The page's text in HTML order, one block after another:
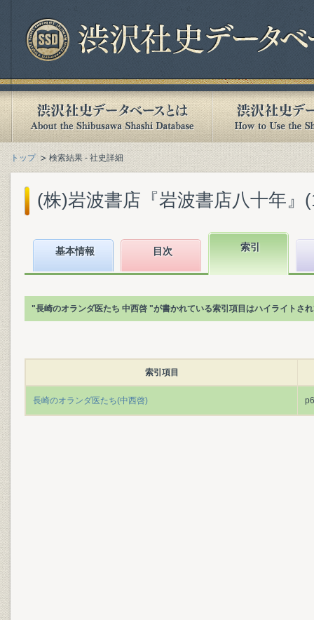
トップ 検索結果 - 社史詳細
(株)岩波書店『岩波書店八十年』
基本情報 目次 索引
"長崎のオランダ医たち 中西啓 "が書かれている索引項目はハイライトさ
索引項目
長崎のオランダ医たち(中西啓)